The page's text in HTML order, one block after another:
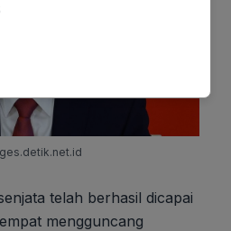
telah berhasil dicapai
mengguncang